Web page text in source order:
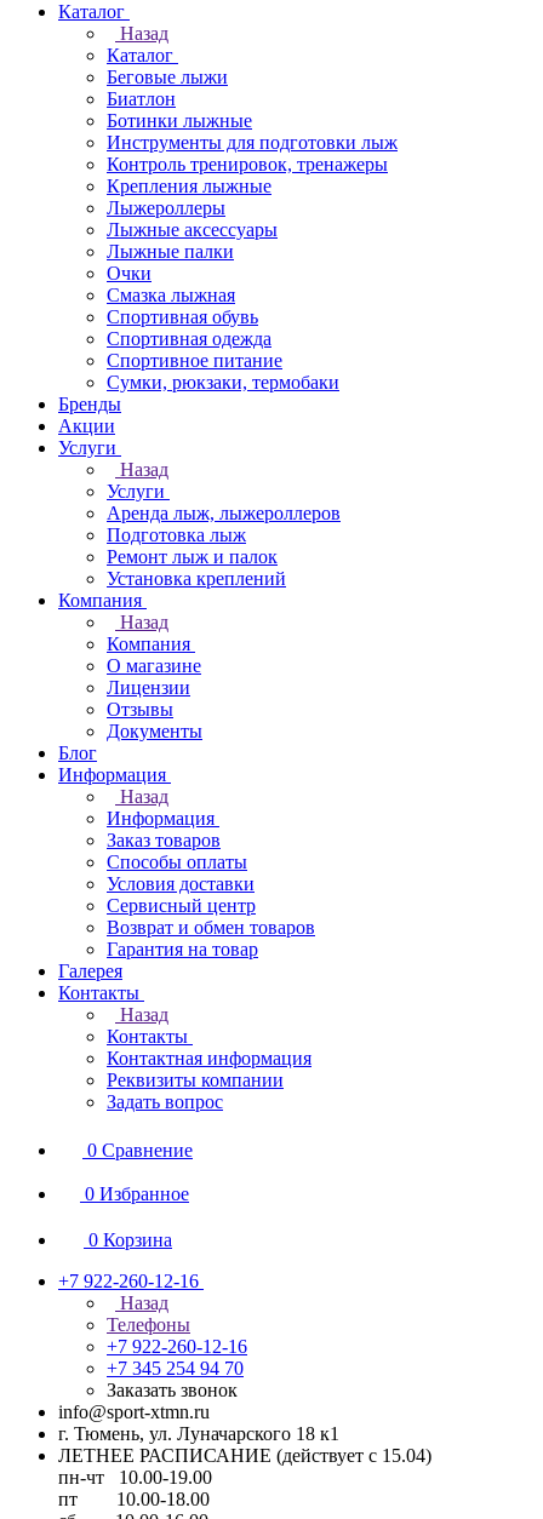
Каталог
Назад
Каталог
Беговые лыжи
Биатлон
Ботинки лыжные
Инструменты для подготовки лыж
Контроль тренировок, тренажеры
Крепления лыжные
Лыжероллеры
Лыжные аксессуары
Лыжные палки
Очки
Смазка лыжная
Спортивная обувь
Спортивная одежда
Спортивное питание
Сумки, рюкзаки, термобаки
Бренды
Акции
Услуги
Назад
Услуги
Аренда лыж, лыжероллеров
Подготовка лыж
Ремонт лыж и палок
Установка креплений
Компания
Назад
Компания
О магазине
Лицензии
Отзывы
Документы
Блог
Информация
Назад
Информация
Заказ товаров
Способы оплаты
Условия доставки
Сервисный центр
Возврат и обмен товаров
Гарантия на товар
Галерея
Контакты
Назад
Контакты
Контактная информация
Реквизиты компании
Задать вопрос
0 Сравнение
0 Избранное
0 Корзина
+7 922-260-12-16
Назад
Телефоны
+7 922-260-12-16
+7 345 254 94 70
Заказать звонок
info@sport-xtmn.ru
г. Тюмень, ул. Луначарского 18 к1
ЛЕТНЕЕ РАСПИСАНИЕ (действует с 15.04)
пн-чт 10.00-19.00
пт 10.00-18.00